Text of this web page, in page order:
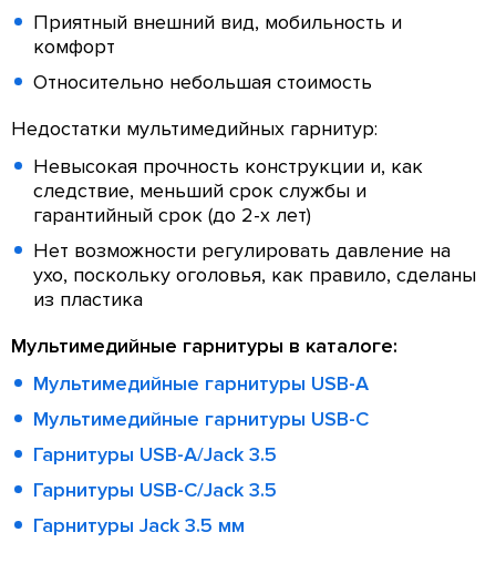
Приятный внешний вид, мобильность и
комфорт
Относительно небольшая стоимость
Недостатки мультимедийных гарнитур:
Невысокая прочность конструкции и, как
следствие, меньший срок службы и
гарантийный срок (до 2-х лет)
Нет возможности регулировать давление на
ухо, поскольку оголовья, как правило, сделаны
из пластика
Мультимедийные гарнитуры в каталоге:
Мультимедийные гарнитуры USB-A
Мультимедийные гарнитуры USB-C
Гарнитуры USB-A/Jack 3.5
Гарнитуры USB-C/Jack 3.5
Гарнитуры Jack 3.5 мм